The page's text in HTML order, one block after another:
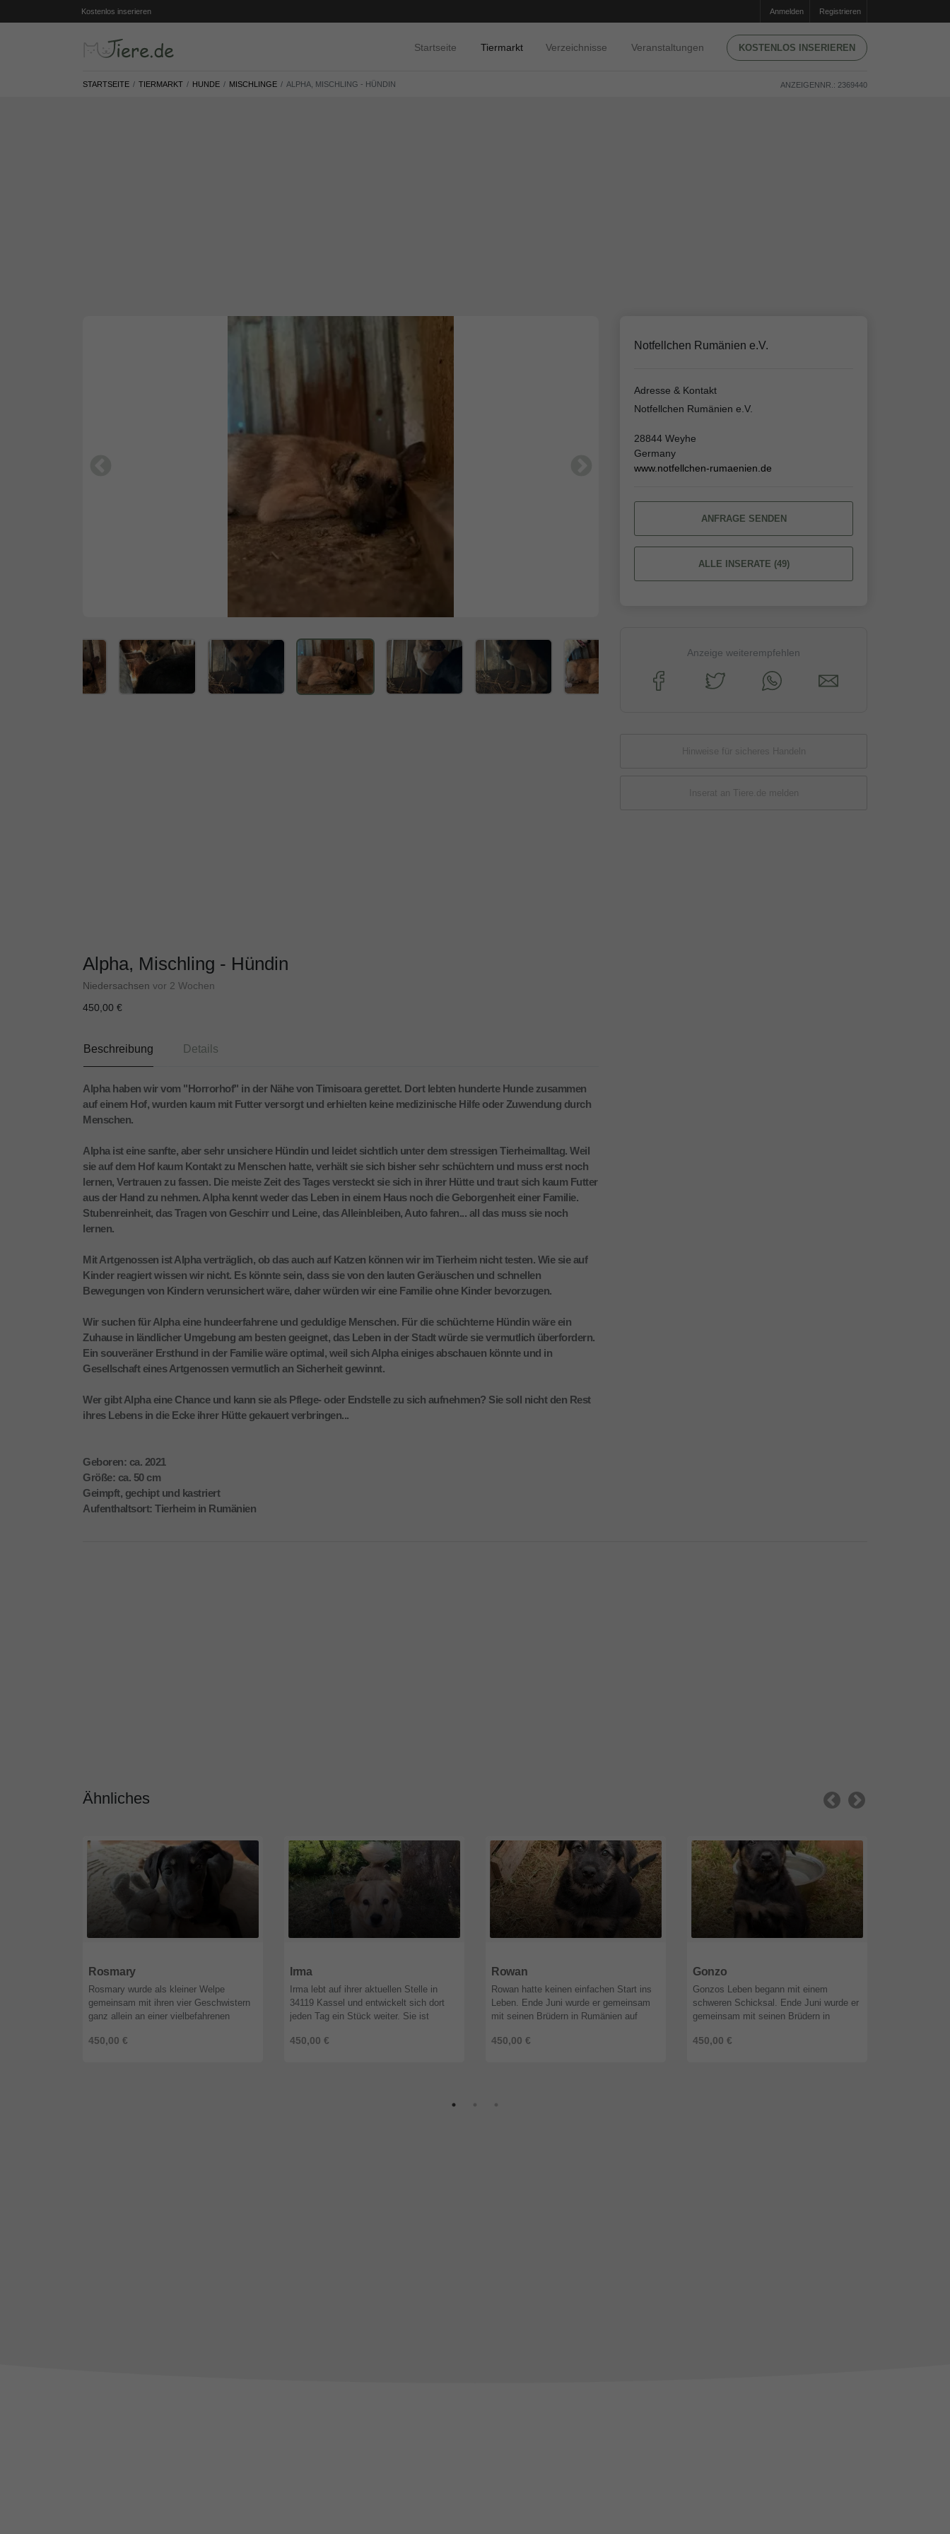
Kostenlos inserieren Anmelden Registrieren
Startseite Tiermarkt Verzeichnisse Veranstaltungen KOSTENLOS INSERIEREN
STARTSEITE TIERMARKT HUNDE MISCHLINGE ALPHA, MISCHLING - HÜNDIN ANZEIGENNR.: 2369440
Alpha, Mischling - Hündin
Niedersachsen vor 2 Wochen
450,00 €
Beschreibung Details
Alpha haben wir vom "Horrorhof" in der Nähe von Timisoara gerettet. Dort lebten hunderte Hunde zusammen
auf einem Hof, wurden kaum mit Futter versorgt und erhielten keine medizinische Hilfe oder Zuwendung durch
Menschen.
Alpha ist eine sanfte, aber sehr unsichere Hündin und leidet sichtlich unter dem stressigen Tierheimalltag. Weil
sie auf dem Hof kaum Kontakt zu Menschen hatte, verhält sie sich bisher sehr schüchtern und muss erst noch
lernen, Vertrauen zu fassen. Die meiste Zeit des Tages versteckt sie sich in ihrer Hütte und traut sich kaum Futter
aus der Hand zu nehmen. Alpha kennt weder das Leben in einem Haus noch die Geborgenheit einer Familie.
Stubenreinheit, das Tragen von Geschirr und Leine, das Alleinbleiben, Auto fahren... all das muss sie noch
lernen.
Mit Artgenossen ist Alpha verträglich, ob das auch auf Katzen können wir im Tierheim nicht testen. Wie sie auf
Kinder reagiert wissen wir nicht. Es könnte sein, dass sie von den lauten Geräuschen und schnellen
Bewegungen von Kindern verunsichert wäre, daher würden wir eine Familie ohne Kinder bevorzugen.
Wir suchen für Alpha eine hundeerfahrene und geduldige Menschen. Für die schüchterne Hündin wäre ein
Zuhause in ländlicher Umgebung am besten geeignet, das Leben in der Stadt würde sie vermutlich überfordern.
Ein souveräner Ersthund in der Familie wäre optimal, weil sich Alpha einiges abschauen könnte und in
Gesellschaft eines Artgenossen vermutlich an Sicherheit gewinnt.
Wer gibt Alpha eine Chance und kann sie als Pflege- oder Endstelle zu sich aufnehmen? Sie soll nicht den Rest
ihres Lebens in die Ecke ihrer Hütte gekauert verbringen...
Geboren: ca. 2021
Größe: ca. 50 cm
Geimpft, gechipt und kastriert
Aufenthaltsort: Tierheim in Rumänien
Notfellchen Rumänien e.V.
Adresse & Kontakt
Notfellchen Rumänien e.V.
28844 Weyhe
Germany
www.notfellchen-rumaenien.de
ANFRAGE SENDEN
ALLE INSERATE (49)
Anzeige weiterempfehlen
Hinweise für sicheres Handeln
Inserat an Tiere.de melden
Ähnliches
Rosmary
450,00 €
Rosmary wurde als kleiner Welpe
gemeinsam mit ihren vier Geschwistern
ganz allein an einer vielbefahrenen
sie rechtzeitig in Sicherheit gebracht w
Irma
450,00 €
Irma lebt auf ihrer aktuellen Stelle in
34119 Kassel und entwickelt sich dort
jeden Tag ein Stück weiter. Sie ist
problemlos und gewöhnt sich immer ...
Rowan
450,00 €
Rowan hatte keinen einfachen Start ins
Leben. Ende Juni wurde er gemeinsam
mit seinen Brüdern in Rumänien auf
teilweise verletzt und von Würmern ...
Gonzo
450,00 €
Gonzos Leben begann mit einem
schweren Schicksal. Ende Juni wurde er
gemeinsam mit seinen Brüdern in
viel zu klein, teilweise verletzt und von